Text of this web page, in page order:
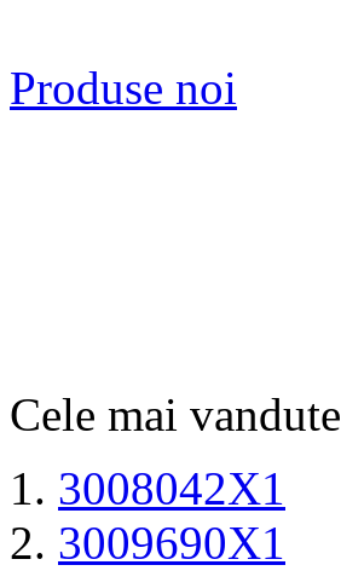
Produse noi
Cele mai vandute
3008042X1
3009690X1